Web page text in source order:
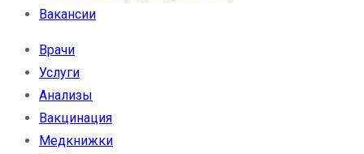
Вакансии
Врачи
Услуги
Анализы
Вакцинация
Медкнижки